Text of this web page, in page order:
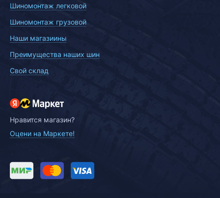
Шиномонтаж легковой
Шиномонтаж грузовой
Наши магазиины
Преимущества наших шин
Свой склад
Нравится магазин?
Оцени на Маркете!